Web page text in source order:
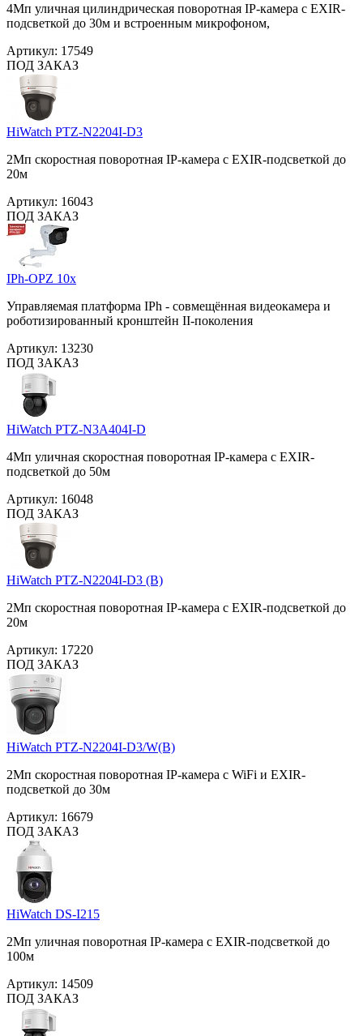
4Мп уличная цилиндрическая поворотная IP-камера c EXIR-
подсветкой до 30м и встроенным микрофоном,
Артикул: 17549
ПОД ЗАКАЗ
HiWatch PTZ-N2204I-D3
2Мп скоростная поворотная IP-камера c EXIR-подсветкой до
20м
Артикул: 16043
ПОД ЗАКАЗ
IPh-OPZ 10x
Управляемая платформа IPh - совмещённая видеокамера и
роботизированный кронштейн II-поколения
Артикул: 13230
ПОД ЗАКАЗ
HiWatch PTZ-N3A404I-D
4Мп уличная скоростная поворотная IP-камера c EXIR-
подсветкой до 50м
Артикул: 16048
ПОД ЗАКАЗ
HiWatch PTZ-N2204I-D3 (B)
2Мп скоростная поворотная IP-камера c EXIR-подсветкой до
20м
Артикул: 17220
ПОД ЗАКАЗ
HiWatch PTZ-N2204I-D3/W(B)
2Мп скоростная поворотная IP-камера c WiFi и EXIR-
подсветкой до 30м
Артикул: 16679
ПОД ЗАКАЗ
HiWatch DS-I215
2Мп уличная поворотная IP-камера с EXIR-подсветкой до
100м
Артикул: 14509
ПОД ЗАКАЗ